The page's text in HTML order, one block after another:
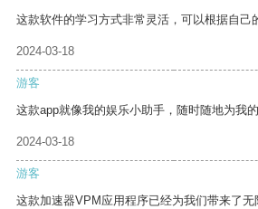
这款软件的学习方式非常灵活，可以根据自己
2024-03-18
游客
这款app就像我的娱乐小助手，随时随地为我的
2024-03-18
游客
这款加速器VPM应用程序已经为我们带来了无